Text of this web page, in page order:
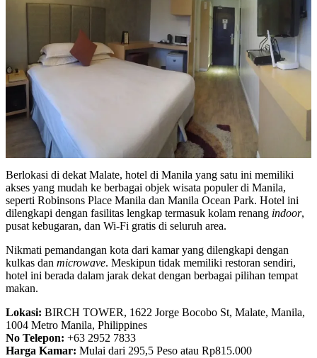
Berlokasi di dekat Malate, hotel di Manila yang satu ini memiliki
akses yang mudah ke berbagai objek wisata populer di Manila,
seperti Robinsons Place Manila dan Manila Ocean Park. Hotel ini
dilengkapi dengan fasilitas lengkap termasuk kolam renang indoor,
pusat kebugaran, dan Wi-Fi gratis di seluruh area.
Nikmati pemandangan kota dari kamar yang dilengkapi dengan
kulkas dan microwave. Meskipun tidak memiliki restoran sendiri,
hotel ini berada dalam jarak dekat dengan berbagai pilihan tempat
makan.
Lokasi: BIRCH TOWER, 1622 Jorge Bocobo St, Malate, Manila,
1004 Metro Manila, Philippines
No Telepon: +63 2952 7833
Harga Kamar: Mulai dari 295,5 Peso atau Rp815.000